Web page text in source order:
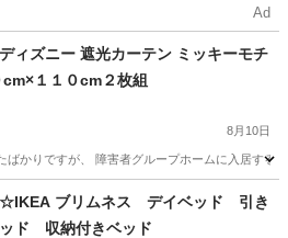
Ad
ィズニー 遮光カーテン ミッキーモチ
１１０cm２枚組
8月10日
ばかりですが、 障害者グループホームに入居す
カーテン、ブラインド
☆IKEA ブリムネス デイベッド 引き
ド 収納付きベッド